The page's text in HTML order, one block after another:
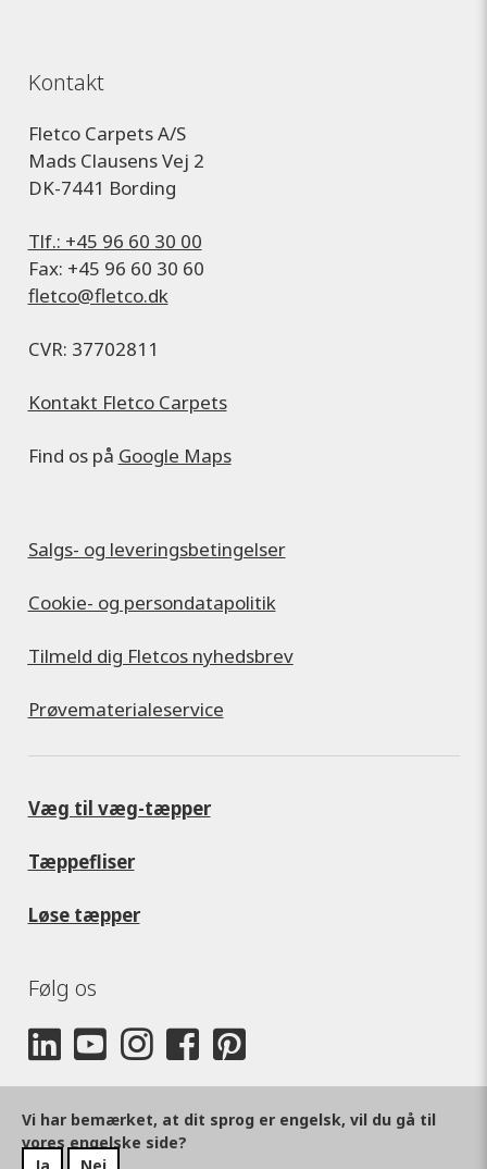
Kontakt
Fletco Carpets A/S
Mads Clausens Vej 2
DK-7441 Bording
Tlf.: +45 96 60 30 00
Fax: +45 96 60 30 60
fletco@fletco.dk
CVR: 37702811
Kontakt Fletco Carpets
Find os på Google Maps
Salgs- og leveringsbetingelser
Cookie- og persondatapolitik
Tilmeld dig Fletcos nyhedsbrev
Prøvematerialeservice
Væg til væg-tæpper
Tæppefliser
Løse tæpper
Følg os
Vi har bemærket, at dit sprog er engelsk, vil du gå til
vores engelske side?